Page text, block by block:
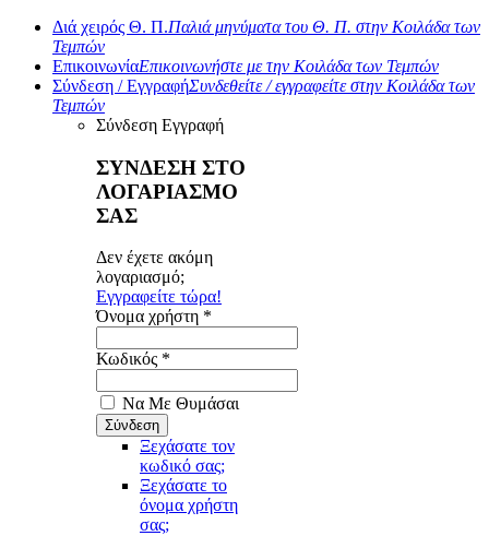
Διά χειρός Θ. Π.Παλιά μηνύματα του Θ. Π. στην Κοιλάδα των
Τεμπών
ΕπικοινωνίαΕπικοινωνήστε με την Κοιλάδα των Τεμπών
Σύνδεση / ΕγγραφήΣυνδεθείτε / εγγραφείτε στην Κοιλάδα των
Τεμπών
Σύνδεση Εγγραφή
ΣΥΝΔΕΣΗ ΣΤΟ
ΛΟΓΑΡΙΑΣΜΟ
ΣΑΣ
Δεν έχετε ακόμη
λογαριασμό;
Εγγραφείτε τώρα!
Όνομα χρήστη *
Κωδικός *
Να Με Θυμάσαι
Ξεχάσατε τον
κωδικό σας;
Ξεχάσατε το
όνομα χρήστη
σας;